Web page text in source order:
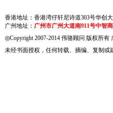
香港地址：香港湾仔轩尼诗道303号华创大
广州地址： 广州市广州大道南911号中智
◎Copyright 2007-2014 伟骆顾问 版权所
未经书面授权，任何转载、摘编、复制